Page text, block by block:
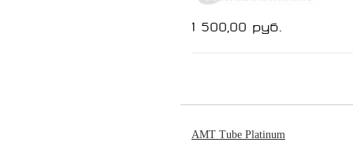
1 500,00 руб.
AMT Tube Platinum